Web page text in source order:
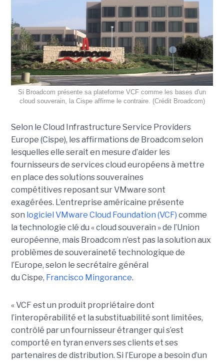
Si Broadcom présente sa plateforme VCF comme les bases d'un
cloud souverain, la Cispe affirme le contraire. (Crédit Broadcom)
Selon le Cloud Infrastructure Service Providers
Europe (Cispe), les affirmations de Broadcom selon
lesquelles elle serait en mesure d’aider les
fournisseurs de services cloud européens à mettre
en place des solutions souveraines
compétitives reposant sur VMware sont
exagérées. L’entreprise américaine présente
son logiciel VMware Cloud Foundation (VCF) comme
la technologie clé du « cloud souverain » de l’Union
européenne, mais Broadcom n’est pas la solution aux
problèmes de souveraineté technologique de
l’Europe, selon le secrétaire général
du Cispe, Francisco Mingorance.
« VCF est un produit propriétaire dont
l’interopérabilité et la substituabilité sont limitées,
contrôlé par un fournisseur étranger qui s’est
comporté en tyran envers ses clients et ses
partenaires de distribution. Si l’Europe a besoin d’un